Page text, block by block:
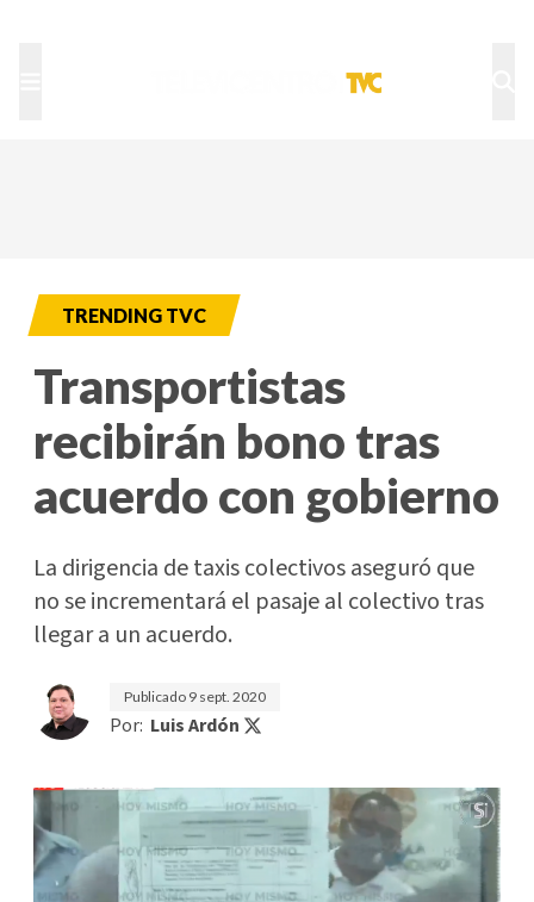
TRENDING TVC
Transportistas
recibirán bono tras
acuerdo con gobierno
La dirigencia de taxis colectivos aseguró que
no se incrementará el pasaje al colectivo tras
llegar a un acuerdo.
Publicado 9 sept. 2020
Por: Luis Ardón